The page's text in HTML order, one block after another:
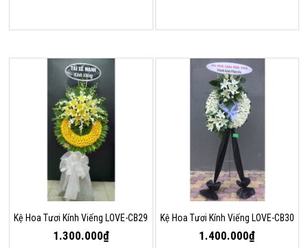
Kệ Hoa Tươi Kính Viếng LOVE-CB29
1.300.000₫
Kệ Hoa Tươi Kính Viếng LOVE-CB30
1.400.000₫